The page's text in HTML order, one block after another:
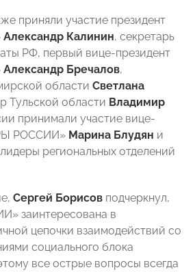
приняли участие президент
Александр Калинин, секретарь
РФ, первый вице-президент
Александр Бречалов,
области Светлана
Тульской области Владимир
принимали участие вице-
РОССИИ» Марина Блудян и
региональных отделений
Сергей Борисов подчеркнул,
заинтересована в
цепочки взаимодействий со
социального блока
все острые вопросы всегда